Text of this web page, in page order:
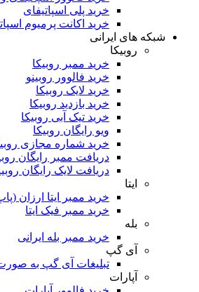
خرید پلی اسپاتیفای
خرید اکانت پرمیوم اسپاتیفای
های ایرانی
خرید ممبر روبیکا
خرید فالوور روبینو
خرید لایک روبیکا
خرید بازدید روبیکا
خرید تیک آبی روبیکا
ویو رایگان روبیکا
خرید شماره مجازی روبیکا
دریافت ممبر رایگان روبیکا
دریافت لایک رایگان روبینو
خرید ممبر ایتا ارزان (پاپ آپ)
خرید ممبر فیک ایتا
خرید ممبر بله ایرانی
آی گپ
تبلیغات آی گپ به صورت پاپ آپ